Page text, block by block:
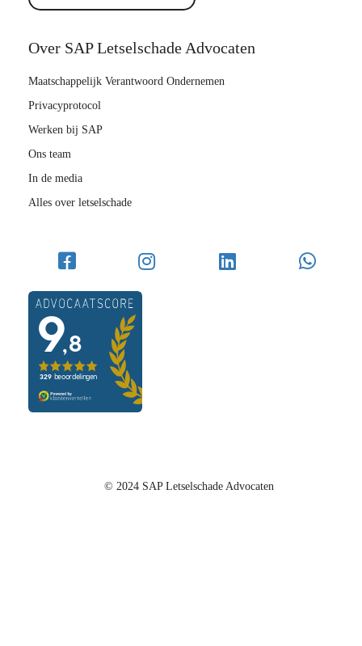
Over SAP Letselschade Advocaten
Maatschappelijk Verantwoord Ondernemen
Privacyprotocol
Werken bij SAP
Ons team
In de media
Alles over letselschade
© 2024 SAP Letselschade Advocaten